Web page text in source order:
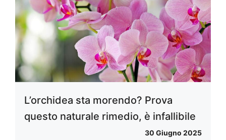
L’orchidea sta morendo? Prova
questo naturale rimedio, è infallibile
30 Giugno 2025